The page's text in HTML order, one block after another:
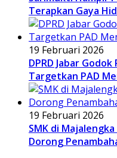
Terapkan Gaya
19 Februari 2026
DPRD Jabar
Targetkan PAD
19 Februari 2026
SMK di Majalengka
Dorong